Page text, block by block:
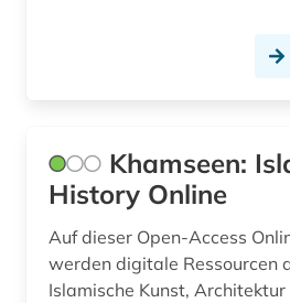
Khamseen:
History Online
Auf dieser Open-Access
werden digitale Ressourcen
Islamische Kunst,